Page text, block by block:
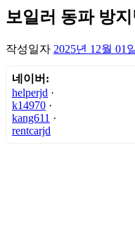
기
보일러 동파 방
작성일자 2025년 12월 01
네이버:
helperjd ·
k14970 ·
kang611 ·
rentcarjd